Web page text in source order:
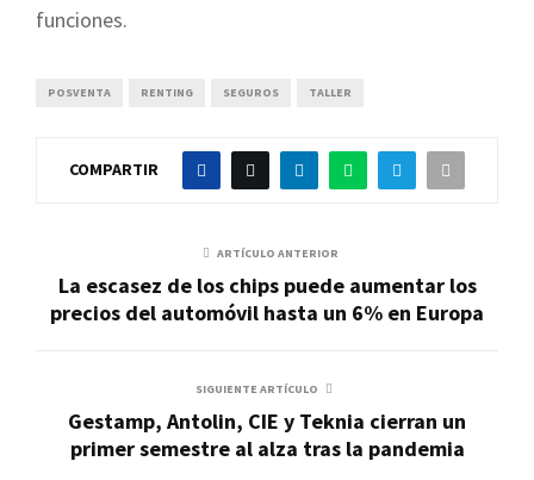
funciones.
POSVENTA RENTING SEGUROS TALLER
COMPARTIR
ARTÍCULO ANTERIOR
La escasez de los chips puede aumentar los
precios del automóvil hasta un 6% en Europa
SIGUIENTE ARTÍCULO
Gestamp, Antolin, CIE y Teknia cierran un
primer semestre al alza tras la pandemia